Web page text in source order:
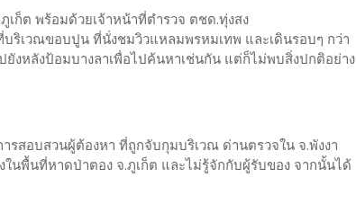
เก็ต พร้อมด้วยเจ้าหน้าที่ตำรวจ ตชด.ทุ่งสง
ริเวณขอบปูน ที่นั่งชมวิวแหลมพรหมเทพ และเดินรอบๆ กว่า
งหลังป้อมบางลาเพื่อไปค้นหาเช่นกัน แต่ก็ไม่พบสิ่งปกติอย่าง
สอบสวนผู้ต้องหา ที่ถูกจับกุมบริเวณ ด่านตรวจใน จ.พังงา
ในพื้นที่หาดป่าตอง จ.ภูเก็ต และไม่รู้จักกับผู้รับของ จากนั้นได้